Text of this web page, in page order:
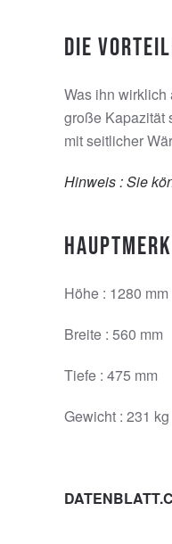
Die
Was ihn wirklich
große Kapazität
mit seitlicher
Hinweis : Sie
Höhe : 1280 mm
Breite : 560 mm
Tiefe : 475 mm
Gewicht : 231 kg